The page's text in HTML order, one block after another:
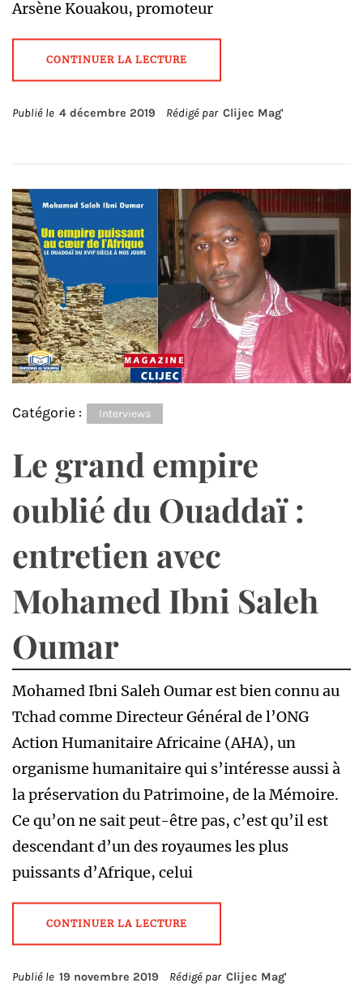
Arsène Kouakou, promoteur
CONTINUER LA LECTURE
Publié le 4 décembre 2019 Rédigé par Clijec Mag'
Catégorie : Interviews
Le grand empire
oublié du Ouaddaï :
entretien avec
Mohamed Ibni Saleh
Oumar
Mohamed Ibni Saleh Oumar est bien connu au
Tchad comme Directeur Général de l’ONG
Action Humanitaire Africaine (AHA), un
organisme humanitaire qui s’intéresse aussi à
la préservation du Patrimoine, de la Mémoire.
Ce qu’on ne sait peut-être pas, c’est qu’il est
descendant d’un des royaumes les plus
puissants d’Afrique, celui
CONTINUER LA LECTURE
Publié le 19 novembre 2019 Rédigé par Clijec Mag'